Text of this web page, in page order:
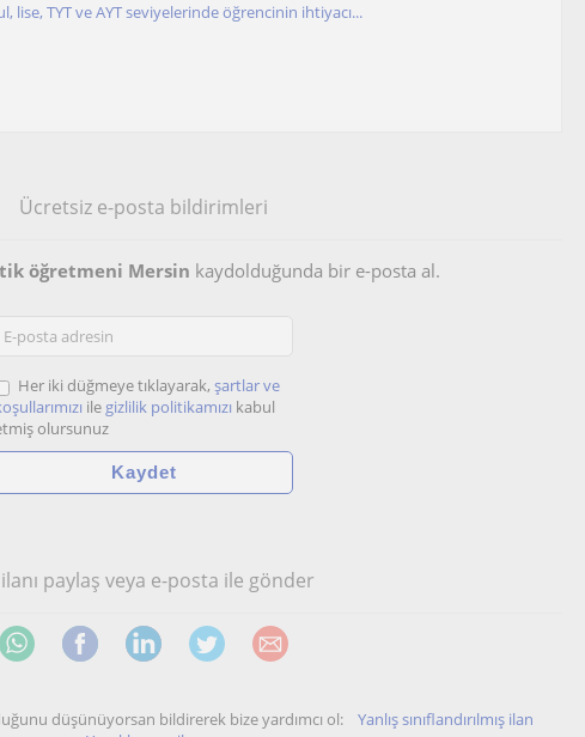
lise, TYT ve AYT seviyelerinde öğrencinin ihtiyacı...
Ücretsiz e-posta bildirimleri
öğretmeni Mersin kaydolduğunda bir e-posta al.
Her iki düğmeye tıklayarak, şartlar ve
ile gizlilik politikamızı kabul
olursunuz
paylaş veya e-posta ile gönder
düşünüyorsan bildirerek bize yardımcı ol: Yanlış sınıflandırılmış ilan